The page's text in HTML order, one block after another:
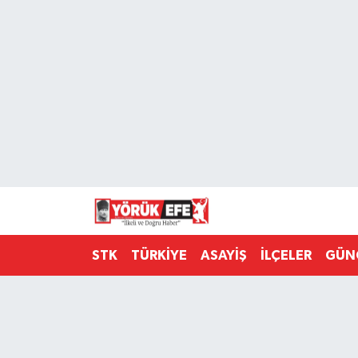
STK TÜRKİYE ASAYİŞ İLÇELER
Süper Lig Puan Durumu ve Fikstür
Tüm Manşetler